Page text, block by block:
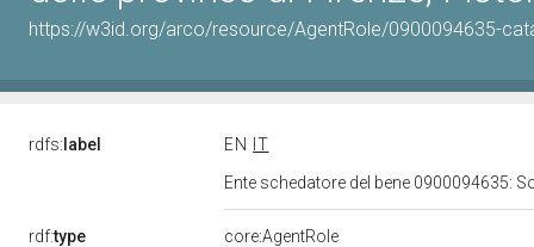
https://w3id.org/arco/resource/AgentRole/0900094635-
rdfs: label EN
IT
Ente schedatore del bene 0900094635:
rdf:type
core:AgentRole